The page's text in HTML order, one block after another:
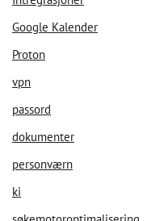
Google Kalender
Proton
vpn
passord
dokumenter
personværn
ki